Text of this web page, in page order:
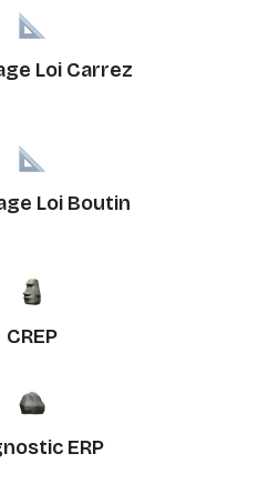
Loi Carrez
Loi Boutin
CREP
ERP